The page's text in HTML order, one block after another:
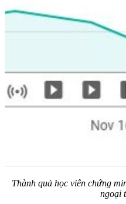
Thành quả học viên chứng
ngoại